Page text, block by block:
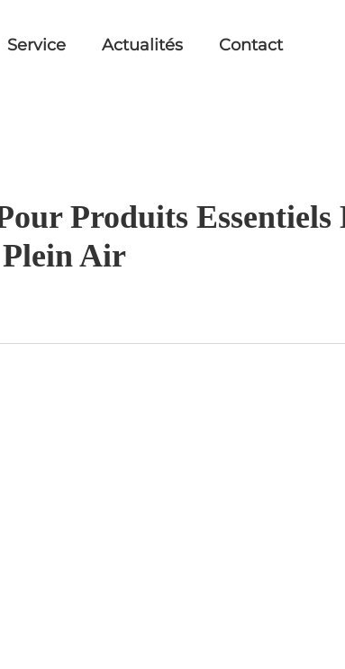
Service Actualités Contact
Produits Essentiels
Plein Air